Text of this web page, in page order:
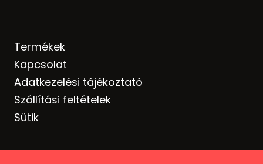
Termékek
Kapcsolat
Adatkezelési tájékoztató
Szállítási feltételek
Sütik